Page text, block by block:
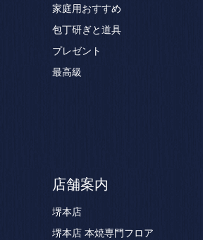
家庭用おすすめ
包丁研ぎと道具
プレゼント
最高級
店舗案内
堺本店
堺本店 本焼専門フロア